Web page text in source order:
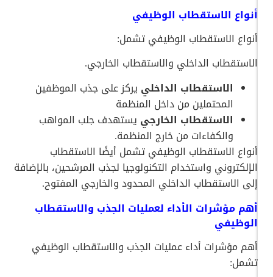
أنواع الاستقطاب الوظيفي
أنواع الاستقطاب الوظيفي تشمل:
الاستقطاب الداخلي والاستقطاب الخارجي.
الاستقطاب الداخلييركز على جذب الموظفين
المحتملين من داخل المنظمة
الاستقطاب الخارجييستهدف جلب المواهب
والكفاءات من خارج المنظمة.
أنواع الاستقطاب الوظيفي تشمل أيضًا الاستقطاب
الإلكتروني واستخدام التكنولوجيا لجذب المرشحين، بالإضافة
إلى الاستقطاب الداخلي المحدود والخارجي المفتوح.
أهم مؤشرات الأداء لعمليات الجذب والاستقطاب
الوظيفي
أهم مؤشرات أداء عمليات الجذب والاستقطاب الوظيفي
تشمل: